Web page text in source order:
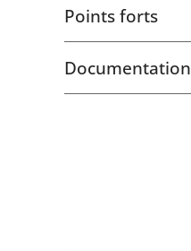
Points forts
Documentation